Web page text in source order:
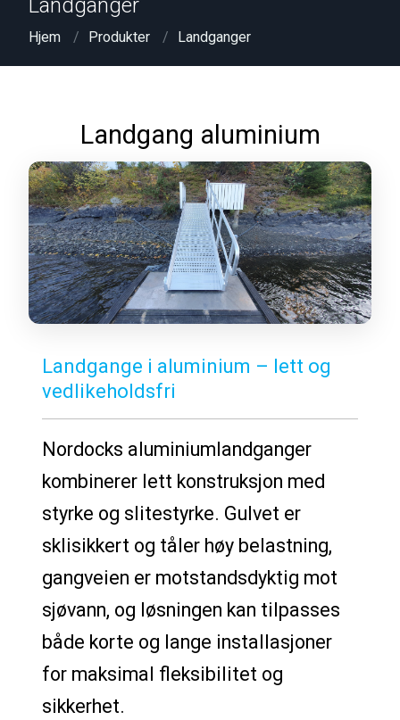
Landganger
Hjem Produkter Landganger
Landgang aluminium
Landgange i aluminium – lett og
vedlikeholdsfri
Nordocks aluminiumlandganger
kombinerer lett konstruksjon med
styrke og slitestyrke. Gulvet er
sklisikkert og tåler høy belastning,
gangveien er motstandsdyktig mot
sjøvann, og løsningen kan tilpasses
både korte og lange installasjoner
for maksimal fleksibilitet og
sikkerhet.